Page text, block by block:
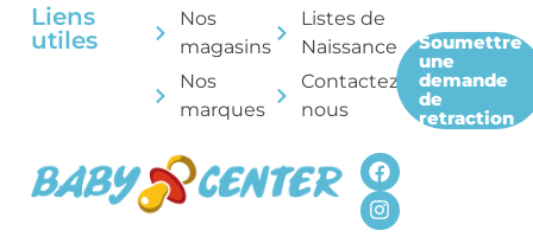
Liens
utiles
Nos
magasins
Nos
marques
Listes de
Naissance
Contactez-
nous
Soumettre
une
demande
de
retraction